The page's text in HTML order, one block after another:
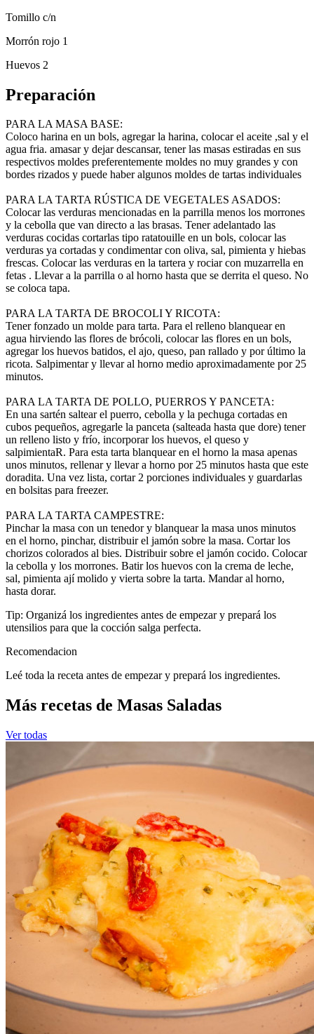
Tomillo c/n
Morrón rojo 1
Huevos 2
Preparación
PARA LA MASA BASE:
Coloco harina en un bols, agregar la harina, colocar el aceite ,sal y el
agua fria. amasar y dejar descansar, tener las masas estiradas en sus
respectivos moldes preferentemente moldes no muy grandes y con
bordes rizados y puede haber algunos moldes de tartas individuales
PARA LA TARTA RÚSTICA DE VEGETALES ASADOS:
Colocar las verduras mencionadas en la parrilla menos los morrones
y la cebolla que van directo a las brasas. Tener adelantado las
verduras cocidas cortarlas tipo ratatouille en un bols, colocar las
verduras ya cortadas y condimentar con oliva, sal, pimienta y hiebas
frescas. Colocar las verduras en la tartera y rociar con muzarrella en
fetas . Llevar a la parrilla o al horno hasta que se derrita el queso. No
se coloca tapa.
PARA LA TARTA DE BROCOLI Y RICOTA:
Tener fonzado un molde para tarta. Para el relleno blanquear en
agua hirviendo las flores de brócoli, colocar las flores en un bols,
agregar los huevos batidos, el ajo, queso, pan rallado y por último la
ricota. Salpimentar y llevar al horno medio aproximadamente por 25
minutos.
PARA LA TARTA DE POLLO, PUERROS Y PANCETA:
En una sartén saltear el puerro, cebolla y la pechuga cortadas en
cubos pequeños, agregarle la panceta (salteada hasta que dore) tener
un relleno listo y frío, incorporar los huevos, el queso y
salpimientaR. Para esta tarta blanquear en el horno la masa apenas
unos minutos, rellenar y llevar a horno por 25 minutos hasta que este
doradita. Una vez lista, cortar 2 porciones individuales y guardarlas
en bolsitas para freezer.
PARA LA TARTA CAMPESTRE:
Pinchar la masa con un tenedor y blanquear la masa unos minutos
en el horno, pinchar, distribuir el jamón sobre la masa. Cortar los
chorizos colorados al bies. Distribuir sobre el jamón cocido. Colocar
la cebolla y los morrones. Batir los huevos con la crema de leche,
sal, pimienta ají molido y vierta sobre la tarta. Mandar al horno,
hasta dorar.
Tip: Organizá los ingredientes antes de empezar y prepará los
utensilios para que la cocción salga perfecta.
Recomendacion
Leé toda la receta antes de empezar y prepará los ingredientes.
Más recetas de Masas Saladas
Ver todas